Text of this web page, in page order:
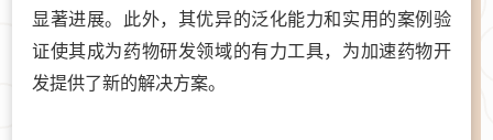
显著进展。此外，其优异的泛化能力和实用的案例验
证使其成为药物研发领域的有力工具，为加速药物开
发提供了新的解决方案。